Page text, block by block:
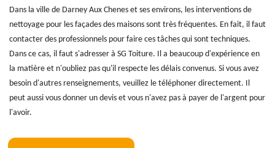
Dans la ville de Darney Aux Chenes et ses environs, les interventions de
nettoyage pour les façades des maisons sont très fréquentes. En fait, il faut
contacter des professionnels pour faire ces tâches qui sont techniques.
Dans ce cas, il faut s'adresser à SG Toiture. Il a beaucoup d'expérience en
la matière et n'oubliez pas qu'il respecte les délais convenus. Si vous avez
besoin d'autres renseignements, veuillez le téléphoner directement. Il
peut aussi vous donner un devis et vous n'avez pas à payer de l'argent pour
l'avoir.